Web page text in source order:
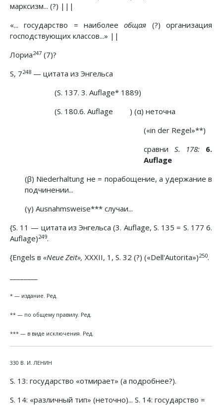
марксизм... (?) |||
«... государство = наиболееобщая (?) организация
господствующих классов...» ||
Лориа247 (7)?
S, 7248 — цитата из Энгельса
(S. 137. 3. Auflage* 1889)
(S. 180.6. Auflage
) (α) неточна
(«in der Regel»**)
сравни S. 178: 6.
Auflage
(β) Niederhaltung не = порабощение, а удержание в
подчинении...
(γ) Ausnahmsweise*** случаи...
{S. 11 — цитата из Энгельса (3. Auflage, S. 135 = S. 177 6.
Auflage)249.
{Engels в «Neue Zeit», XXXII, 1, S. 32 (?) («Dell'Autorita»)250.
* — издание. Ред.
** — по общему правилу. Ред.
*** — в виде исключения. Ред.
330 В. И. ЛЕНИН
S. 13: государство «отмирает» (а подробнее?).
S. 14: «различный тип» (неточно)... S. 14: государство =